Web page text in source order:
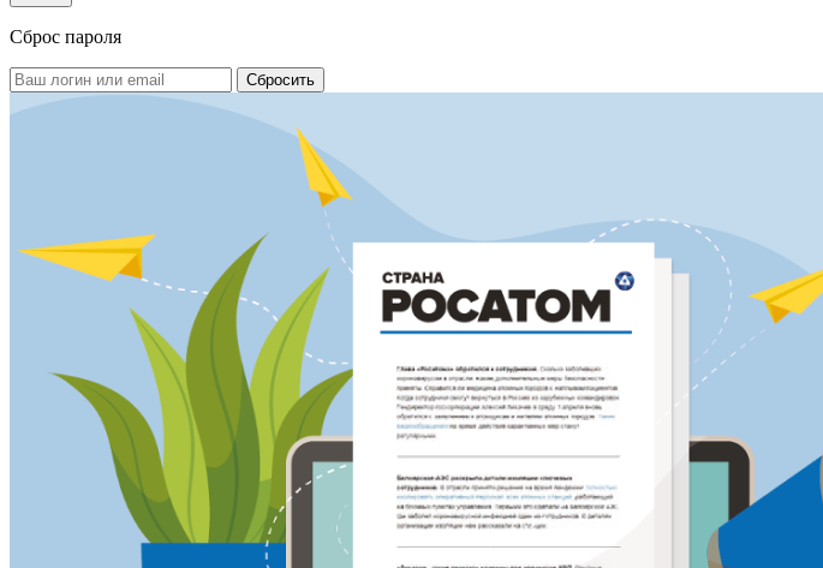
Сброс пароля